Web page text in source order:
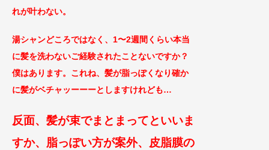
れが叶わない。
湯シャンどころではなく、1〜2週間くらい本当
に髪を洗わないご経験されたことないですか？
僕はあります。これね、髪が脂っぽくなり確か
に髪がベチャッーーーとしますけれども…
反面、髪が束でまとまってといいま
すか、 脂っぽい方が案外、皮脂膜の